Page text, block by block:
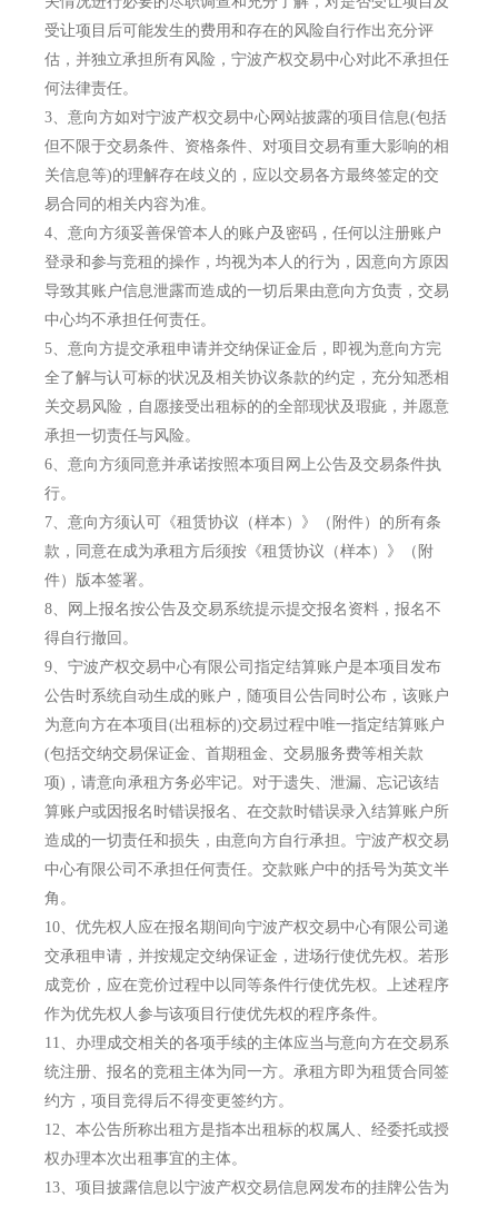
受让项目后可能发生的费用和存在的风险自行作出充分评
估，并独立承担所有风险，宁波产权交易中心对此不承担任
何法律责任。
3、 意向方如对宁波产权交易中心网站披露的项目信息(包括
但不限于交易条件、资格条件、对项目交易有重大影响的相
关信息等)的理解存在歧义的，应以交易各方最终签定的交
易合同的相关内容为准。
4、 意向方须妥善保管本人的账户及密码，任何以注册账户
登录和参与竞租的操作，均视为本人的行为，因意向方原因
导致其账户信息泄露而造成的一切后果由意向方负责，交易
中心均不承担任何责任。
5、 意向方提交承租申请并交纳保证金后，即视为意向方完
全了解与认可标的状况及相关协议条款的约定，充分知悉相
关交易风险，自愿接受出租标的的全部现状及瑕疵，并愿意
承担一切责任与风险。
6、 意向方须同意并承诺按照本项目网上公告及交易条件执
行。
7、 意向方须认可《租赁协议（样本）》（附件）的所有条
款，同意在成为承租方后须按《租赁协议（样本）》（附
件）版本签署。
8、
网上报名按公告及交易系统提示提交报名资料，报名不
得自行撤回。
9、 宁波产权交易中心有限公司指定结算账户是本项目发布
公告时系统自动生成的账户，随项目公告同时公布，该账户
为意向方在本项目(出租标的)交易过程中唯一指定结算账户
(包括交纳交易保证金、首期租金、交易服务费等相关款
项)，请意向承租方务必牢记。对于遗失、泄漏、忘记该结
算账户或因报名时错误报名、在交款时错误录入结算账户所
造成的一切责任和损失，由意向方自行承担。宁波产权交易
中心有限公司不承担任何责任。交款账户中的括号为英文半
角。
10、 优先权人应在报名期间向宁波产权交易中心有限公司递
交承租申请，并按规定交纳保证金，进场行使优先权。若形
成竞价，应在竞价过程中以同等条件行使优先权。上述程序
作为优先权人参与该项目行使优先权的程序条件。
11、 办理成交相关的各项手续的主体应当与意向方在交易系
统注册、报名的竞租主体为同一方。承租方即为租赁合同签
约方，项目竞得后不得变更签约方。
12、 本公告所称出租方是指本出租标的权属人、经委托或授
权办理本次出租事宜的主体。
13、 项目披露信息以宁波产权交易信息网发布的挂牌公告为